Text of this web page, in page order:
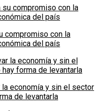
compromiso con la
del país
la economía y sin el sector
de levantarla